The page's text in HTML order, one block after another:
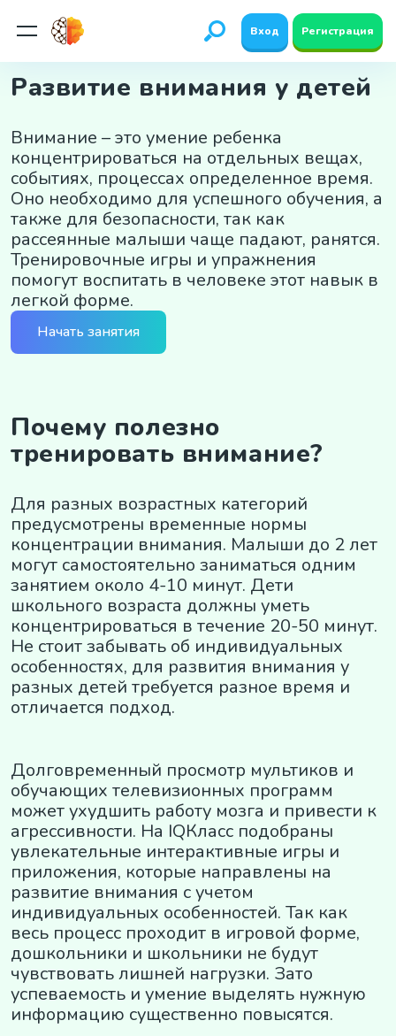
Вход Регистрация
Развитие внимания у детей
Внимание – это умение ребенка
концентрироваться на отдельных вещах,
событиях, процессах определенное время.
Оно необходимо для успешного обучения, а
также для безопасности, так как
рассеянные малыши чаще падают, ранятся.
Тренировочные игры и упражнения
помогут воспитать в человеке этот навык в
легкой форме.
Начать занятия
Почему полезно
тренировать внимание?
Для разных возрастных категорий
предусмотрены временные нормы
концентрации внимания. Малыши до 2 лет
могут самостоятельно заниматься одним
занятием около 4-10 минут. Дети
школьного возраста должны уметь
концентрироваться в течение 20-50 минут.
Не стоит забывать об индивидуальных
особенностях, для развития внимания у
разных детей требуется разное время и
отличается подход.
Долговременный просмотр мультиков и
обучающих телевизионных программ
может ухудшить работу мозга и привести к
агрессивности. На IQКласс подобраны
увлекательные интерактивные игры и
приложения, которые направлены на
развитие внимания с учетом
индивидуальных особенностей. Так как
весь процесс проходит в игровой форме,
дошкольники и школьники не будут
чувствовать лишней нагрузки. Зато
успеваемость и умение выделять нужную
информацию существенно повысятся.